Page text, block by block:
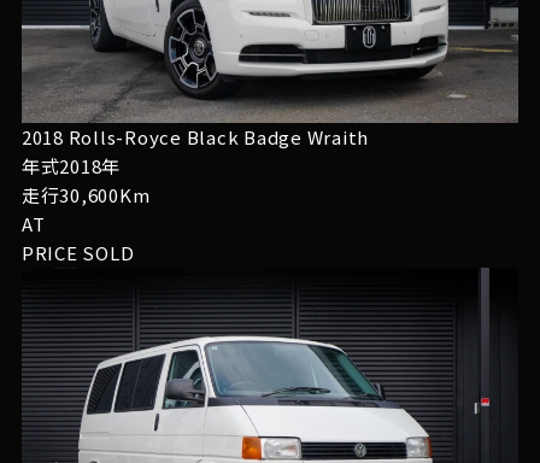
2018 Rolls-Royce Black Badge Wraith
年式2018年
走行30,600Km
AT
PRICE SOLD